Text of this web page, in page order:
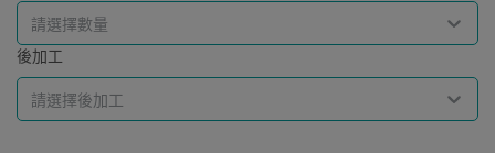
請選擇數量
後加工
請選擇後加工